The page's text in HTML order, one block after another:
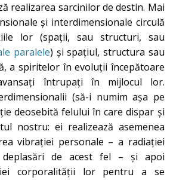
realizarea sarcinilor de destin. Mai
şi interdimensionale circulă
lor (spaţii, sau structuri, sau
paralele) și spaţiul, structura sau
a spiritelor în evoluţii începătoare
întrupaţi în mijlocul lor.
(să-i numim așa pe
deosebită felului în care dispar şi
nostru: ei realizează asemenea
vibraţiei personale – a radiaţiei
de acest fel – şi apoi
corporalităţii lor pentru a se